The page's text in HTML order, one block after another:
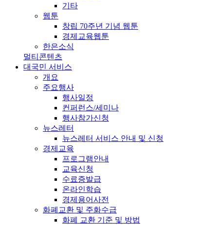
기타
웹툰
창립 70주년 기념 웹툰
경제교육웹툰
한은소식
멀티콘텐츠
대국민 서비스
개요
주요행사
행사일정
컨퍼런스/세미나
행사참가신청
뉴스레터
뉴스레터 서비스 안내 및 신청
경제교육
프로그램안내
교육신청
수료증발급
온라인학습
경제용어사전
화폐교환 및 주화수급
화폐 교환 기준 및 방법